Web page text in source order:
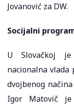
Jovanović za DW.
Socijalni
U Slovačkoj je
nacionalna
dvojbenog
Igor Matovič je